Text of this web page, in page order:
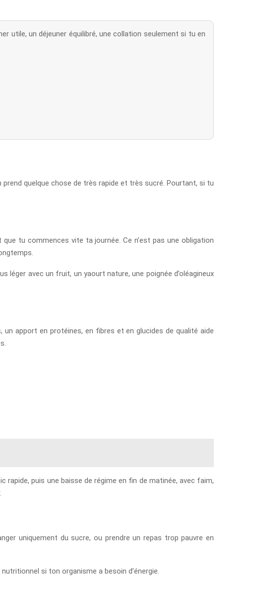
utile, un déjeuner équilibré, une collation seulement si tu en
prend quelque chose de très rapide et très sucré. Pourtant, si tu
tu commences vite ta journée. Ce n’est pas une obligation
léger avec un fruit, un yaourt nature, une poignée d’oléagineux
apport en protéines, en fibres et en glucides de qualité aide
rapide, puis une baisse de régime en fin de matinée, avec faim,
uniquement du sucre, ou prendre un repas trop pauvre en
si ton organisme a besoin d’énergie.